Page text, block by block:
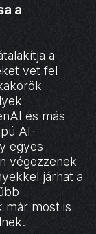
a
a
vet fel
és más
AI-
egyes
végezzenek
járhat a
már most is